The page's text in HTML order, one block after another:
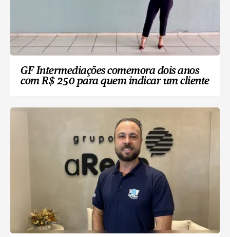
GF Intermediações comemora dois anos
com R$ 250 para quem indicar um cliente